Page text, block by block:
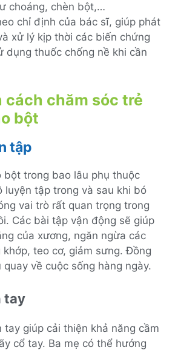
choáng, chèn bột,…
chỉ định của bác sĩ, giúp phát
xử lý kịp thời các biến chứng
dụng thuốc chống nề khi cần
cách chăm sóc trẻ
bột
tập
bột trong bao lâu phụ thuộc
luyện tập trong và sau khi bó
vai trò rất quan trọng trong
Các bài tập vận động sẽ giúp
của xương, ngăn ngừa các
teo cơ, giảm sưng. Đồng
về cuộc sống hàng ngày.
tay
tay giúp cải thiện khả năng cầm
cổ tay. Ba mẹ có thể hướng